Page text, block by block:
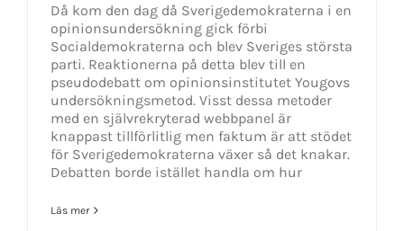
Då kom den dag då Sverigedemokraterna i en
opinionsundersökning gick förbi
Socialdemokraterna och blev Sveriges största
parti. Reaktionerna på detta blev till en
pseudodebatt om opinionsinstitutet Yougovs
undersökningsmetod. Visst dessa metoder
med en självrekryterad webbpanel är
knappast tillförlitlig men faktum är att stödet
för Sverigedemokraterna växer så det knakar.
Debatten borde istället handla om hur
Läs mer